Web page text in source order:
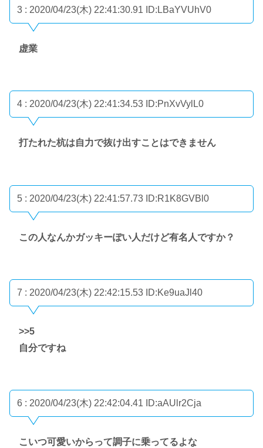
3 : 2020/04/23(木) 22:41:30.91 ID:LBaYVUhV0
虚業
4 : 2020/04/23(木) 22:41:34.53 ID:PnXvVylL0
打たれた杭は自力で抜け出すことはできません
5 : 2020/04/23(木) 22:41:57.73 ID:R1K8GVBl0
この人なんかガッキーぽい人だけど有名人ですか？
7 : 2020/04/23(木) 22:42:15.53 ID:Ke9uaJl40
>>5
自分ですね
6 : 2020/04/23(木) 22:42:04.41 ID:aAUlr2Cja
こいつ可愛いからって調子に乗ってるよな